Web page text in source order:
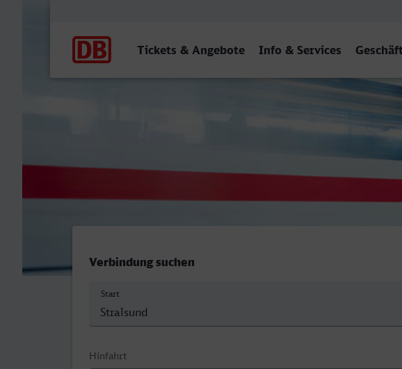
Tickets & Angebote Info & Services
Verbindung suchen
Start
Hinfahrt